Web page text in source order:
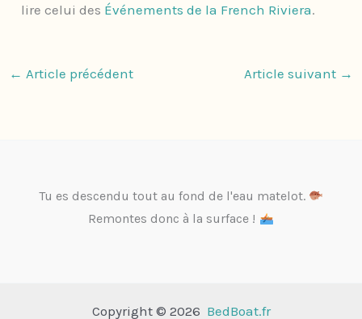
lire celui des Événements de la French Riviera.
← Article précédent Article suivant →
Tu es descendu tout au fond de l'eau matelot.
Remontes donc à la surface !
Copyright © 2026 BedBoat.fr